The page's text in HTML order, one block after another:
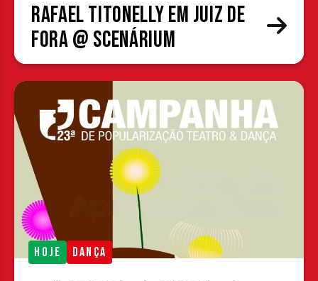
Rafael Titonelly em Juiz de
Fora @ Scenárium
HOJE DANÇA